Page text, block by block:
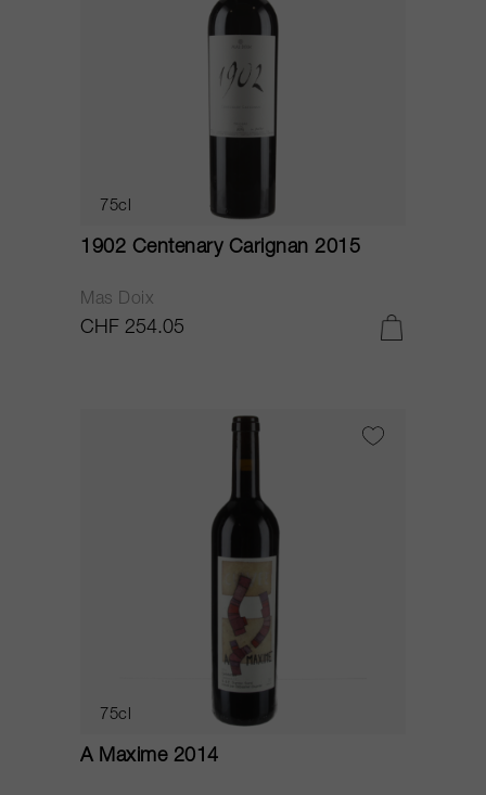
75cl
1902 Centenary Carignan 2015
Mas Doix
CHF 254.05
75cl
A Maxime 2014